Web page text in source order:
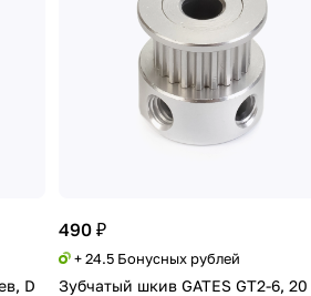
D
490 ₽
+ 24.5 Бонусных рублей
Зубчатый шкив GATES GT2-6, 20